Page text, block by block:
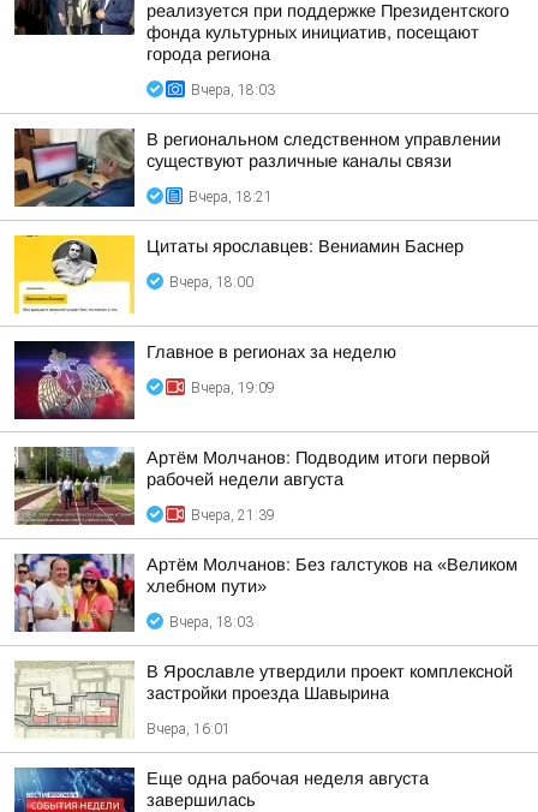
реализуется при поддержке Президентского
фонда культурных инициатив, посещают
города региона
Вчера, 18:03
В региональном следственном управлении
существуют различные каналы связи
Вчера, 18:21
Цитаты ярославцев: Вениамин Баснер
Вчера, 18:00
Главное в регионах за неделю
Вчера, 19:09
Артём Молчанов: Подводим итоги первой
рабочей недели августа
Вчера, 21:39
Артём Молчанов: Без галстуков на «Великом
хлебном пути»
Вчера, 18:03
В Ярославле утвердили проект комплексной
застройки проезда Шавырина
Вчера, 16:01
Еще одна рабочая неделя августа
завершилась